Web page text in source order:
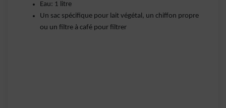
Eau: 1 litre
Un sac spécifique pour lait végétal, un chiffon propre
ou un filtre à café pour filtrer